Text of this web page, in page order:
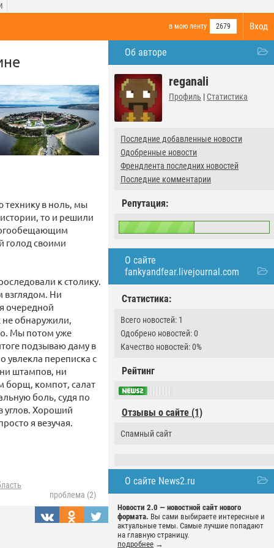
Вход
в мою ленту 2679
Об авторе
reganali
Профиль | Статистика
Последние добавленные новости
Одобренные новости
Френдлента последних новостей
Последние комментарии
Репутация:
О сайте
fankyandfear.livejournal.com
Статистика:
Всего новостей: 1
Одобрено новостей: 0
Качество новостей: 0%
Рейтинг
Отзывы о сайте (1)
Спамный сайт
О сайте News2.ru
Новости 2.0 — новостной сайт нового
формата. Вы сами выбираете интересные и
актуальные темы. Самые лучшие попадают
на главную страницу.
подробнее →
технику в ноль, мы
то и решили
голод своими
к столику.
взглядом. Ни
очередной
не обнаружили,
Мы потом уже
подзываю даму в
увлекла переписка с
штампов, ни
борщ, компот, салат
боль, судя по
углов. Хороший
я везучая.
проблема (2)